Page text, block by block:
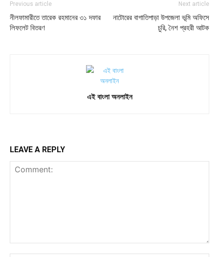
Previous article
নীলফামারীতে তারেক রহমানের ৩১ দফার
লিফলেট বিতরণ
Next article
নাটোরের বাগাতিপাড়া উপজেলা ভূমি অফিসে
চুরি, নৈশ প্রহরী আটক
এই বাংলা অনলাইন
LEAVE A REPLY